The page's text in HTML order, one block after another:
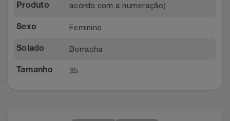
Produto
acordo com a numeração)
Sexo Feminino
Solado Borracha
Tamanho 35